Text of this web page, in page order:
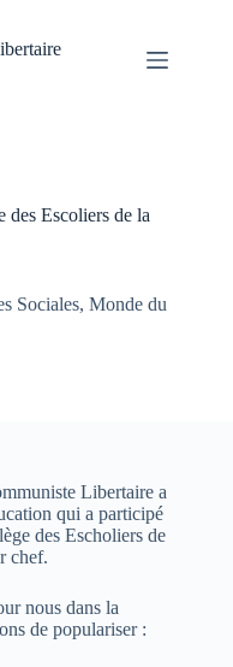
des Escoliers de la
Sociales, Monde du
Libertaire a
qui a participé
des Escholiers de
chef.
nous dans la
de populariser :